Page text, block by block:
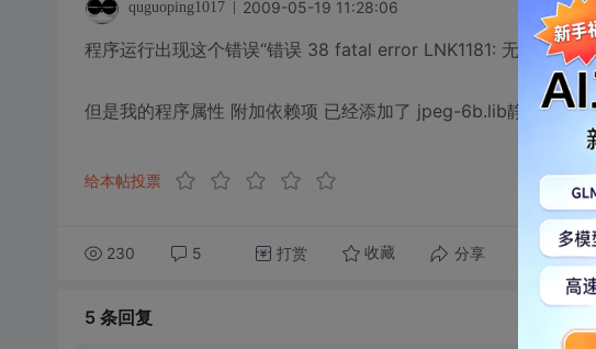
quguoping1017 2009-05-19 11:28:06
程序运行出现这个错误“错误 38 fatal error LNK1181: 无法打开输
但是我的程序属性 附加依赖项 已经添加了 jpeg-6b.lib静态库了
给本帖投票
230 5 打赏 收藏 分享 转发到
5 条回复